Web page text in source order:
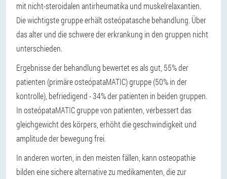
mit nicht-steroidalen antirheumatika und muskelrelaxantien.
Die wichtigste gruppe erhält osteópatasche behandlung. Über
das alter und die schwere der erkrankung in den gruppen nicht
unterschieden.
Ergebnisse der behandlung bewertet es als gut, 55% der
patienten (primäre osteópataMATIC) gruppe (50% in der
kontrolle), befriedigend - 34% der patienten in beiden gruppen.
In osteópataMATIC gruppe von patienten, verbessert das
gleichgewicht des körpers, erhöht die geschwindigkeit und
amplitude der bewegung frei.
In anderen worten, in den meisten fällen, kann osteopathie
bilden eine sichere alternative zu medikamenten, die zur